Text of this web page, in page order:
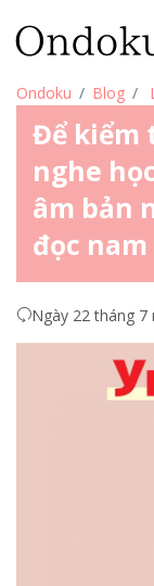
Ondoku Blog
Để kiểm
nghe
âm bản
đọc
Ngày 22 tháng 7